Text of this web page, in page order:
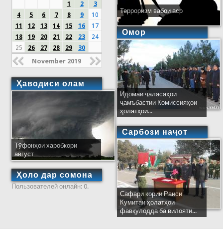
1
2
3
4
5 6 7 8 9
10
11
12 13 14 15 16
17
18
19 20 21 22 23
24
25
26 27 28 29 30
November 2019
Ҳаводиси олам
Тӯфонҳои харобкори
август
Ҳоло дар сомона
Пользователей онлайн: 0.
Терроризм вабои аср
Омор
Идомаи ҷаласаҳои
ҷамъбастии Комиссияҳои
ҳолатҳои...
Сарбози наҷот
Сафари кории Раиси
Кумитаи ҳолатҳои
фавқулодда ба вилояти...